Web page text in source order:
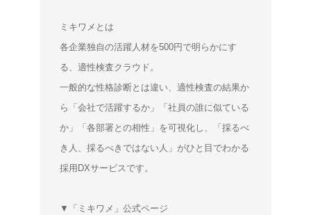
ミキワメとは
各企業独自の活躍人材を500円で明らかにす
る、適性検査クラウド。
一般的な性格診断とは違い、適性検査の結果か
ら「会社で活躍するか」「社員の誰に似ている
か」「各部署との相性」を可視化し、「採るべ
き人、採るべきではない人」がひと目でわかる
採用DXサービスです。
▼「ミキワメ」公式ページ